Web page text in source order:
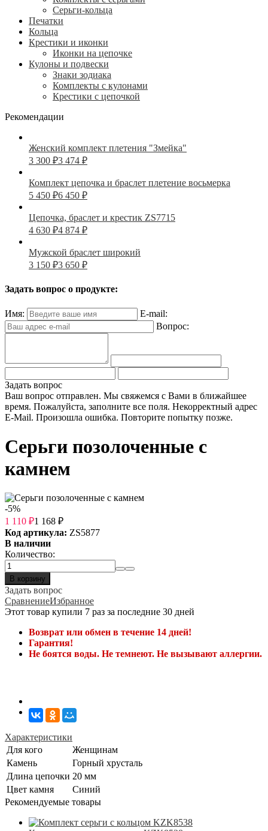
Серьги-кольца
Печатки
Кольца
Крестики и иконки
Иконки на цепочке
Кулоны и подвески
Знаки зодиака
Комплекты с кулонами
Крестики с цепочкой
Рекомендации
Женский комплект плетения "Змейка"
3 300 ₽3 474 ₽
Комплект цепочка и браслет плетение восьмерка
5 450 ₽6 450 ₽
Цепочка, браслет и крестик ZS7715
4 630 ₽4 874 ₽
Мужской браслет широкий
3 150 ₽3 650 ₽
Задать вопрос о продукте:
Имя:
E-mail:
Вопрос:
Задать вопрос
Ваш вопрос отправлен. Мы свяжемся с Вами в ближайшее
время. Пожалуйста, заполните все поля. Некорректный адрес
E-Mail. Произошла ошибка. Повторите попытку позже.
Серьги позолоченные с
камнем
-5%
1 110 ₽1 168 ₽
Код артикула: ZS5877
В наличии
Количество:
В корзину
Задать вопрос
СравнениеИзбранное
Этот товар купили 7 раз за последние 30 дней
Возврат или обмен в течение 14 дней!
Гарантия!
Не боятся воды. Не темнеют. Не вызывают аллергии.
Характеристики
Для кого
Женщинам
Камень
Горный хрусталь
Длина цепочки 20 мм
Цвет камня
Синий
Рекомендуемые товары